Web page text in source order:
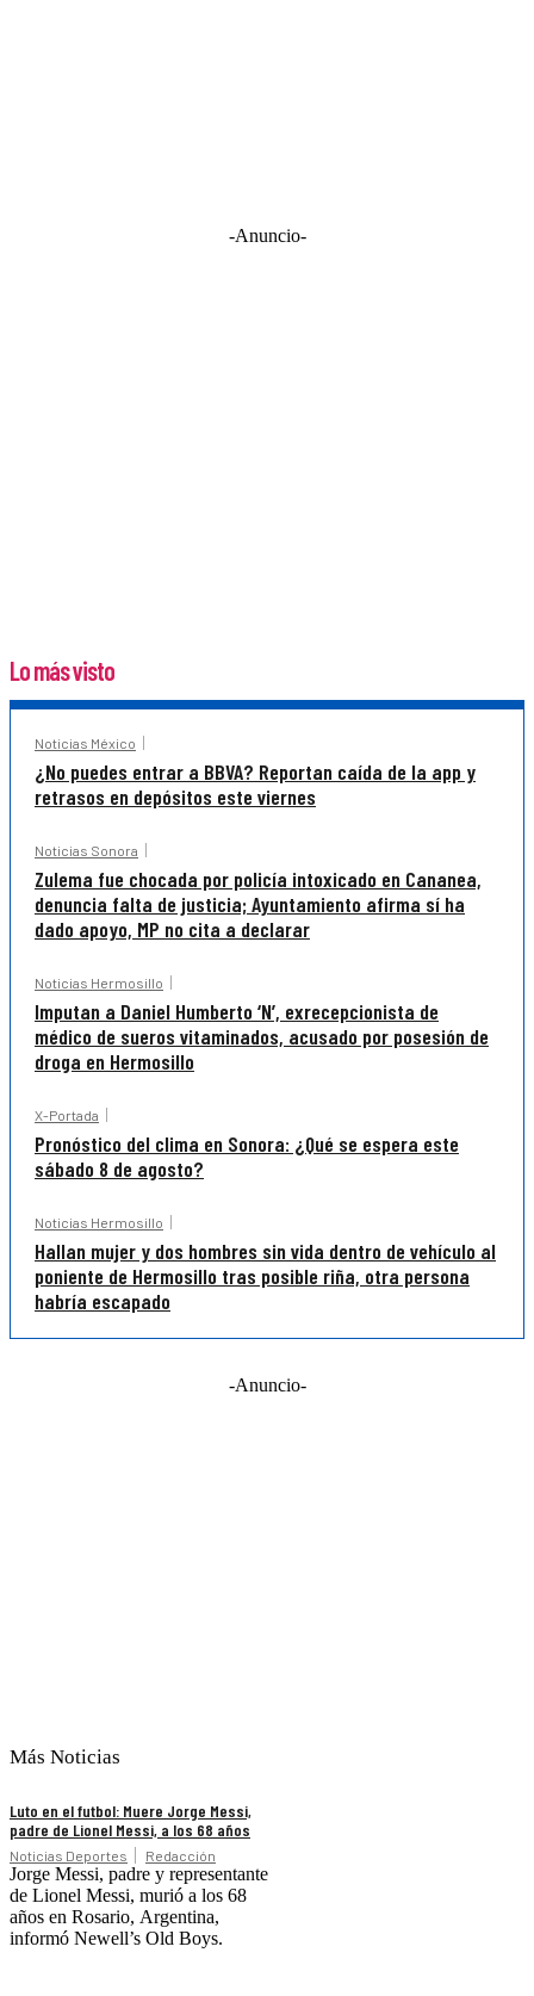
-Anuncio-
Lo más visto
Noticias México
¿No puedes entrar a BBVA? Reportan caída de la app y
retrasos en depósitos este viernes
Noticias Sonora
Zulema fue chocada por policía intoxicado en Cananea,
denuncia falta de justicia; Ayuntamiento afirma sí ha
dado apoyo, MP no cita a declarar
Noticias Hermosillo
Imputan a Daniel Humberto ‘N’, exrecepcionista de
médico de sueros vitaminados, acusado por posesión de
droga en Hermosillo
X-Portada
Pronóstico del clima en Sonora: ¿Qué se espera este
sábado 8 de agosto?
Noticias Hermosillo
Hallan mujer y dos hombres sin vida dentro de vehículo al
poniente de Hermosillo tras posible riña, otra persona
habría escapado
-Anuncio-
Más Noticias
Luto en el futbol: Muere Jorge Messi,
padre de Lionel Messi, a los 68 años
Noticias Deportes Redacción
Jorge Messi, padre y representante
de Lionel Messi, murió a los 68
años en Rosario, Argentina,
informó Newell’s Old Boys.